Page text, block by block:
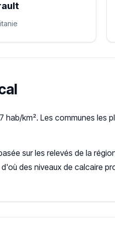
km². Les communes les
sur les relevés de la
des niveaux de calcaire